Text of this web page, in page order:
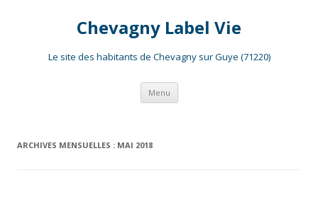
Chevagny Label Vie
Le site des habitants de Chevagny sur Guye (71220)
Menu Aller
contenu
ARCHIVES MENSUELLES : MAI 2018